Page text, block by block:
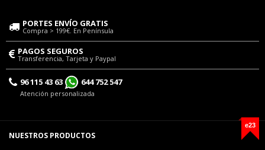
PORTES ENVÍO GRATIS
Compra > 199€. En Península
PAGOS SEGUROS
Transferencia, Tarjeta y Paypal
96 115 43 63 644 752 547
Atención personalizada
e23
NUESTROS PRODUCTOS